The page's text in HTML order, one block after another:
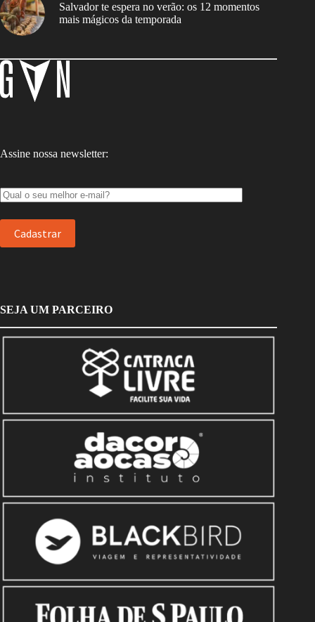
Salvador te espera no verão: os 12 momentos
mais mágicos da temporada
Assine nossa newsletter:
SEJA UM PARCEIRO